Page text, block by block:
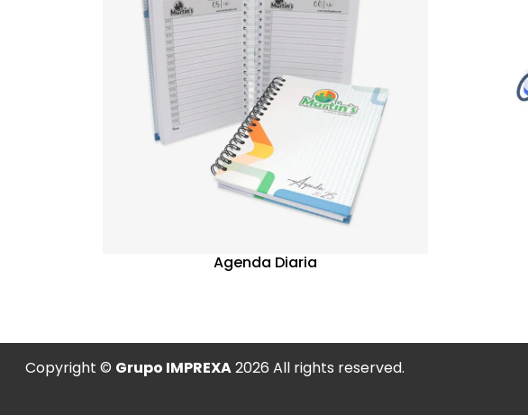
Agenda Diaria
Copyright © Grupo IMPREXA2026 All rights reserved.